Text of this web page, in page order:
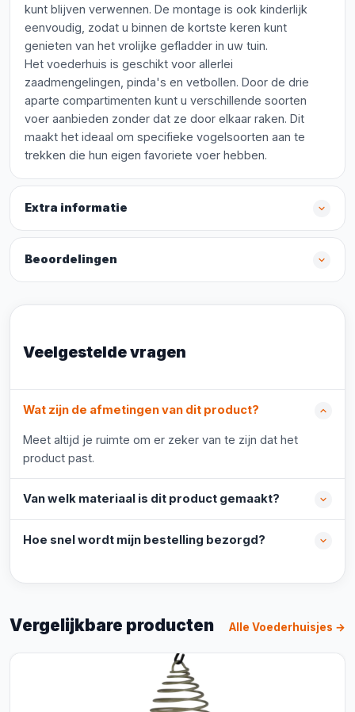
kunt blijven verwennen. De montage is ook kinderlijk
eenvoudig, zodat u binnen de kortste keren kunt
genieten van het vrolijke gefladder in uw tuin.
Het voederhuis is geschikt voor allerlei
zaadmengelingen, pinda's en vetbollen. Door de drie
aparte compartimenten kunt u verschillende soorten
voer aanbieden zonder dat ze door elkaar raken. Dit
maakt het ideaal om specifieke vogelsoorten aan te
trekken die hun eigen favoriete voer hebben.
Extra informatie
Beoordelingen
Veelgestelde vragen
Wat zijn de afmetingen van dit product?
Meet altijd je ruimte om er zeker van te zijn dat het
product past.
Van welk materiaal is dit product gemaakt?
Hoe snel wordt mijn bestelling bezorgd?
Vergelijkbare producten Alle Voederhuisjes →